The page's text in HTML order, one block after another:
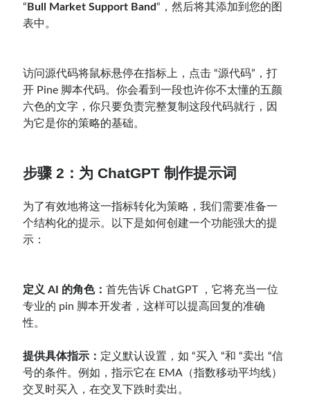
“Bull Market Support Band“，然后将其添加到您的图
表中。
访问源代码将鼠标悬停在指标上，点击 “源代码”，打
开 Pine 脚本代码。你会看到一段也许你不太懂的五颜
六色的文字，你只要负责完整复制这段代码就行，因
为它是你的策略的基础。
步骤 2：为 ChatGPT 制作提示词
为了有效地将这一指标转化为策略，我们需要准备一
个结构化的提示。以下是如何创建一个功能强大的提
示：
定义 AI 的角色：首先告诉 ChatGPT ，它将充当一位
专业的 pin 脚本开发者，这样可以提高回复的准确
性。
提供具体指示： 定义默认设置，如 “买入 “和 “卖出 “信
号的条件。例如，指示它在 EMA（指数移动平均线）
交叉时买入，在交叉下跌时卖出。